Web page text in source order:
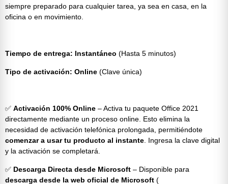
siempre preparado para cualquier tarea, ya sea en casa, en la
oficina o en movimiento.
Tiempo de entrega: Instantáneo (Hasta 5 minutos)
Tipo de activación: Online (Clave única)
✅ Activación 100% Online – Activa tu paquete Office 2021
directamente mediante un proceso online. Esto elimina la
necesidad de activación telefónica prolongada, permitiéndote
comenzar a usar tu producto al instante . Ingresa la clave digital
y la activación se completará.
✅ Descarga Directa desde Microsoft – Disponible para
descarga desde la web oficial de Microsoft (